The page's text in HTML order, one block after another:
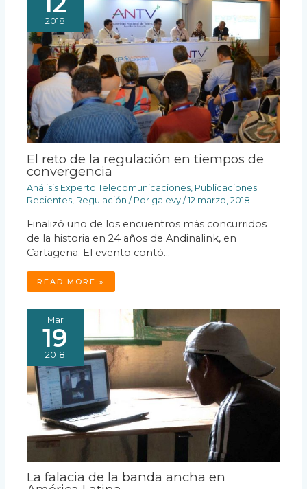
2018
El reto de la regulación en tiempos de
convergencia
Análisis Experto Telecomunicaciones Publicaciones
Recientes Regulación / Por galevy/12 marzo, 2018
Finalizó uno de los encuentros más concurridos
de la historia en 24 años de Andinalink, en
Cartagena. El evento contó…
READ MORE »
Mar
19
2018
La falacia de la banda ancha en